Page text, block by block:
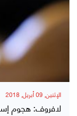
الإثنين, 09 أبريل, 2018
لافروف: هجوم